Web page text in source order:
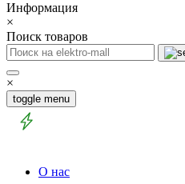
Информация
×
Поиск товаров
×
toggle menu
О нас